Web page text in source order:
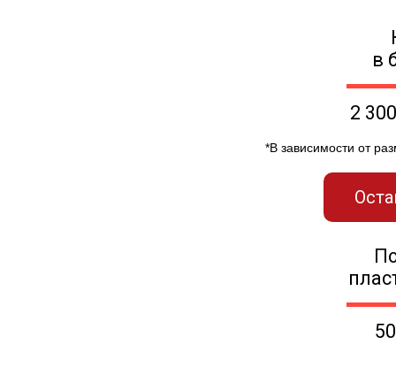
в
2
*В зависимости от